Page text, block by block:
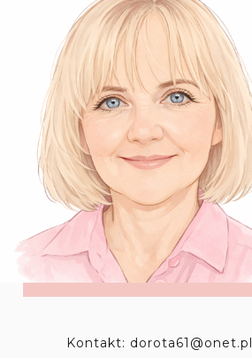
Kontakt: dorota61@onet.pl